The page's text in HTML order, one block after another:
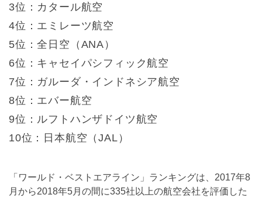
3位：カタール航空
4位：エミレーツ航空
5位：全日空（ANA）
6位：キャセイパシフィック航空
7位：ガルーダ・インドネシア航空
8位：エバー航空
9位：ルフトハンザドイツ航空
10位：日本航空（JAL）
「ワールド・ベストエアライン」ランキングは、2017年8
月から2018年5月の間に335社以上の航空会社を評価した